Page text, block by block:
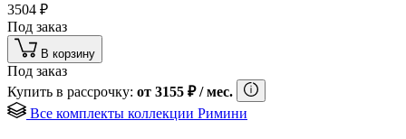
3504 ₽
Под заказ
В корзину
Под заказ
Купить в рассрочку: от 3155 ₽/ мес.
Все комплекты коллекции Римини